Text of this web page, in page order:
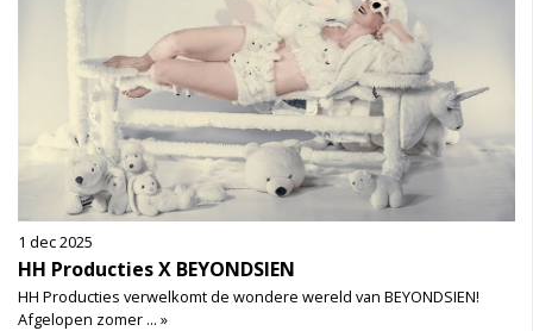
1 dec 2025
HH Producties X BEYONDSIEN
HH Producties verwelkomt de wondere wereld van BEYONDSIEN!
Afgelopen zomer ... »